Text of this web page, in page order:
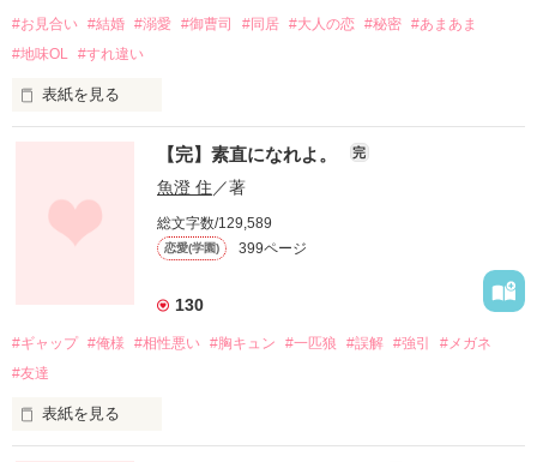
#お見合い #結婚 #溺愛 #御曹司 #同居 #大人の恋 #秘密 #あまあま
#地味OL #すれ違い
表紙を見る
「どうして私とのお見合いを進めたんですか？」
「君だったから」
その言葉がとてもうれしかった。
優秀な姉に舞い込んだ御曹司とのお見合い。
しかし、当日逃げてしまった姉の代わりに、姉と偽ってお見合
いに連れていかれた礼華。
しかしお見合い相手の悠人からの返事は、このまま結婚を前提
一緒にいるうちに、悠人に惹かれていく礼華。
【完】素直になれよ。 完
魚澄 住／著
総文字数/129,589
恋愛(学園) 399ページ
130
#ギャップ #俺様 #相性悪い #胸キュン #一匹狼 #誤解 #強引
#メガネ
#友達
表紙を見る